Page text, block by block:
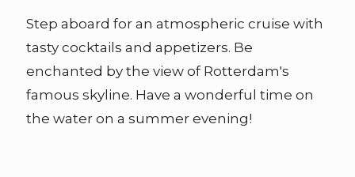
Step aboard for an atmospheric cruise with
tasty cocktails and appetizers. Be
enchanted by the view of Rotterdam's
famous skyline. Have a wonderful time on
the water on a summer evening!